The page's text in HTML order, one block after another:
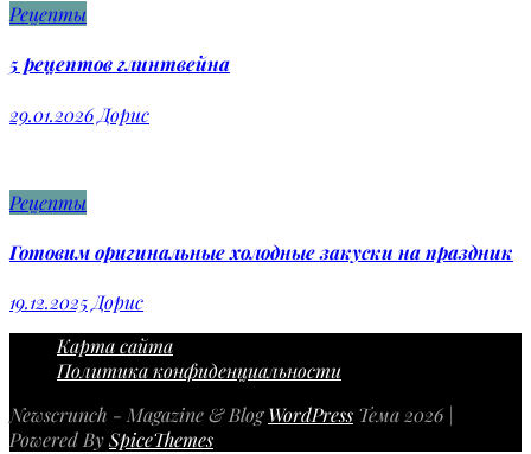
Рецепты
5 рецептов глинтвейна
29.01.2026 Дорис
Рецепты
Готовим оригинальные холодные закуски на праздник
19.12.2025 Дорис
Карта сайта
Политика конфиденциальности
Newscrunch - Magazine & BlogWordPress Тема 2026 |
Powered BySpiceThemes